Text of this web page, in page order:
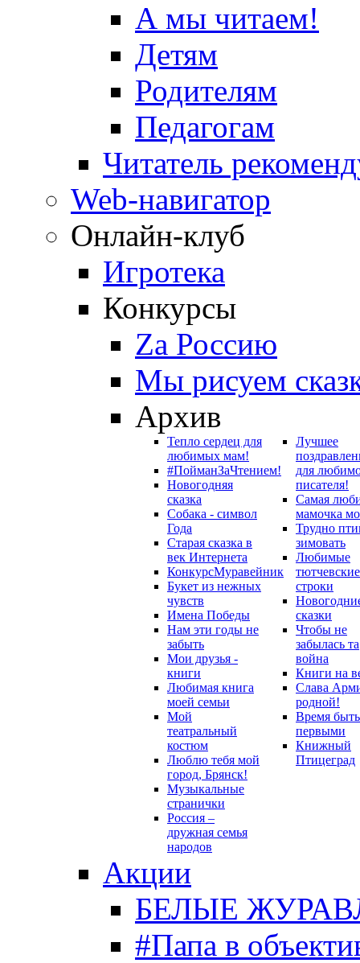
А мы читаем!
Детям
Родителям
Педагогам
Читатель
Web-навигатор
Онлайн-клуб
Игротека
Конкурсы
Zа Россию
Мы рисуем
Архив
Тепло сердец для
любимых мам!
#ПойманЗаЧтением!
Новогодняя
сказка
Собака - символ
Года
Старая сказка в
век Интернета
КонкурсМуравейник
Букет из нежных
чувств
Имена Победы
Нам эти годы не
забыть
Мои друзья -
книги
Любимая книга
моей семьи
Мой
театральный
костюм
Люблю тебя мой
город, Брянск!
Музыкальные
странички
Россия –
дружная семья
народов
Лучшее
для
писателя!
Самая
мамочка
Трудно
зимовать
Любимые
тютчевские
строки
сказки
Чтобы не
забылась та
война
Книги на
Слава
родной!
Время быть
первыми
Книжный
Птицеград
Акции
БЕЛЫЕ
#Папа в